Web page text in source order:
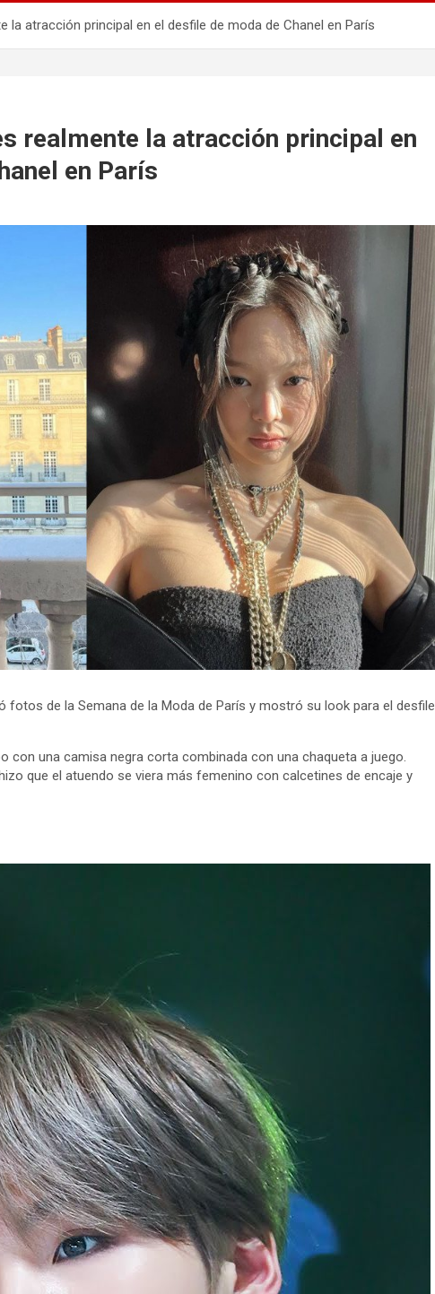
la atracción principal en el desfile de moda de Chanel en París
realmente la atracción principal en
en París
fotos de la Semana de la Moda de París y mostró su look para el desfile
con una camisa negra corta combinada con una chaqueta a juego.
que el atuendo se viera más femenino con calcetines de encaje y